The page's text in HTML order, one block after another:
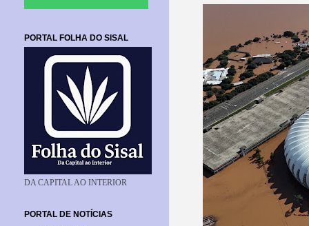
PORTAL FOLHA DO SISAL
DA CAPITAL AO INTERIOR
PORTAL DE NOTÍCIAS